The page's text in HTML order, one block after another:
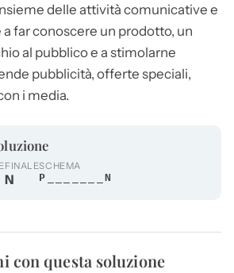
delle attività comunicative e
far conoscere un prodotto, un
al pubblico e a stimolarne
pubblicità, offerte speciali,
i media.
FINALE
N
SCHEMA
P_______N
con questa soluzione